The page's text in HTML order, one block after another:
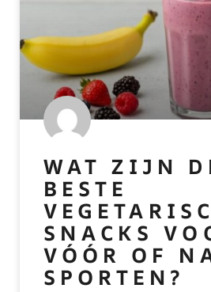
WAT ZIJN
BESTE
SNACKS
VÓÓR OF
SPORTEN?